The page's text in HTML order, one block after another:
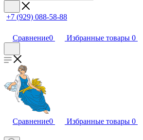
+7 (929) 088-58-88
Сравнение0 Избранные товары 0
Сравнение0 Избранные товары 0